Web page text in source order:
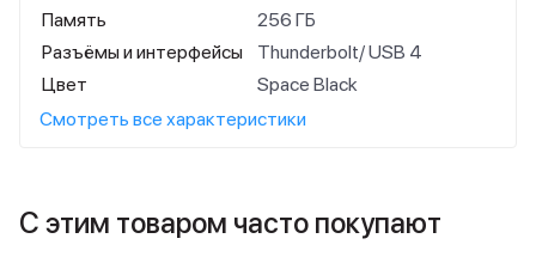
Память
256 ГБ
Разъёмы и интерфейсы
Thunderbolt/ USB 4
Цвет
Space Black
Смотреть все характеристики
С этим товаром часто покупают